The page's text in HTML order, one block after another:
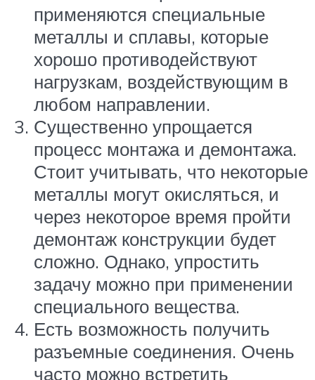
применяются специальные
металлы и сплавы, которые
хорошо противодействуют
нагрузкам, воздействующим в
любом направлении.
Существенно упрощается
процесс монтажа и демонтажа.
Стоит учитывать, что некоторые
металлы могут окисляться, и
через некоторое время пройти
демонтаж конструкции будет
сложно. Однако, упростить
задачу можно при применении
специального вещества.
Есть возможность получить
разъемные соединения. Очень
часто можно встретить